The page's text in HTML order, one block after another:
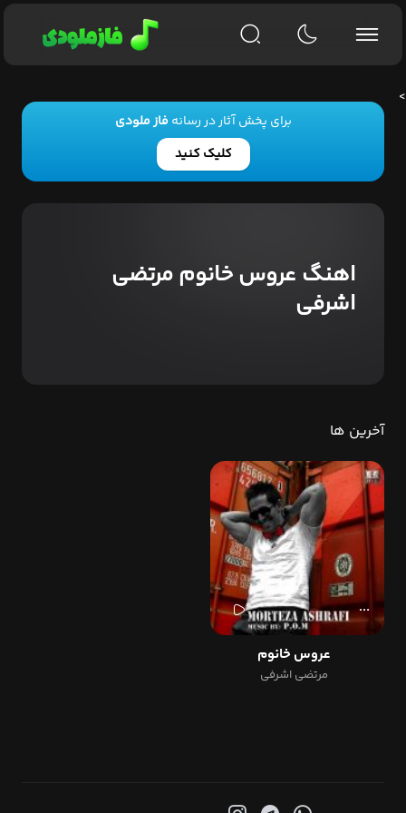
برای پخش آثار در رسانهفاز ملودی
کلیک کنید
اهنگ عروس خانوم مرتضی
اشرفی
آخرین ها
عروس خانوم
مرتضی اشرفی
>